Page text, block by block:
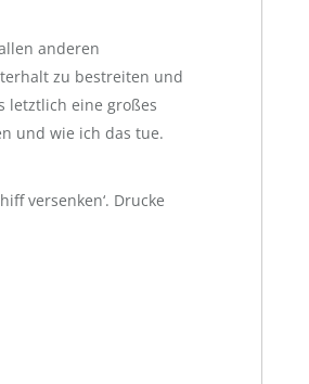
anderen
zu bestreiten und
letztlich eine großes
und wie ich das tue.
versenken‘. Drucke